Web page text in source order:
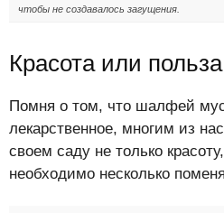
чтобы не создавалось загущения.
Красота или польза
Помня о том, что шалфей
лекарственное, многим из
своем саду не только
необходимо несколько